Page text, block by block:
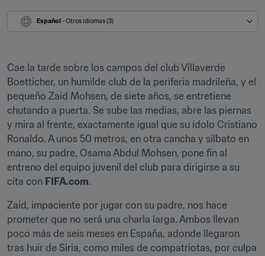
Español - Otros idiomas (3)
Cae la tarde sobre los campos del club Villaverde
Boetticher, un humilde club de la periferia madrileña, y el
pequeño Zaid Mohsen, de siete años, se entretiene
chutando a puerta. Se sube las medias, abre las piernas
y mira al frente, exactamente igual que su ídolo Cristiano
Ronaldo. A unos 50 metros, en otra cancha y silbato en
mano, su padre, Osama Abdul Mohsen, pone fin al
entreno del equipo juvenil del club para dirigirse a su
cita con FIFA.com.
Zaid, impaciente por jugar con su padre, nos hace
prometer que no será una charla larga. Ambos llevan
poco más de seis meses en España, adonde llegaron
tras huir de Siria, como miles de compatriotas, por culpa